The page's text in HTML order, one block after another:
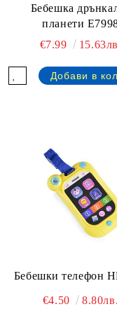
Бебешка
планети
€7.99
Бебешки телефон
€4.50 8.80лв.